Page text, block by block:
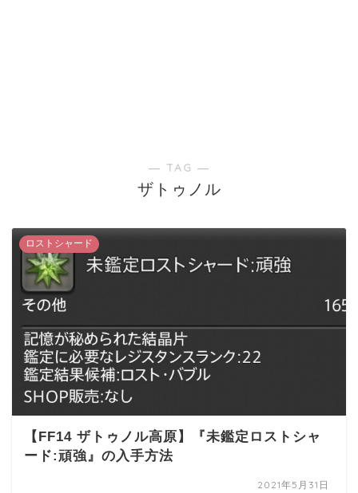
― TAG ―
ザトゥノル
ロストシャード
【FF14 ザトゥノル高原】『未鑑定ロストシャ
ード:頑強』の入手方法
2021年5月31日